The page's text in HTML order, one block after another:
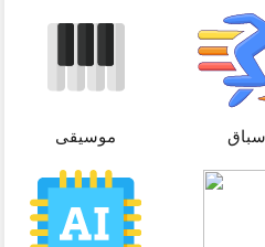
موسيقى سباق